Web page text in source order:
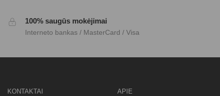
100% saugūs mokėjimai
Interneto bankas / MasterCard / Visa
KONTAKTAI APIE